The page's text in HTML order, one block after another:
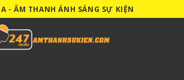
- ÂM THANH ÁNH SÁNG SỰ KIỆN